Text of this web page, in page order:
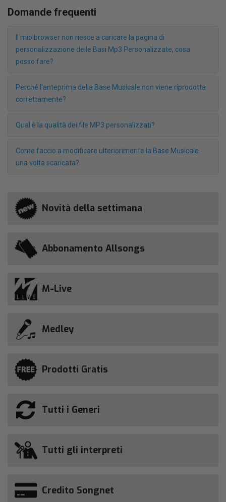
Domande frequenti
Il mio browser non riesce a caricare la pagina di
personalizzazione delle Basi Mp3 Personalizzate, cosa
posso fare?
Perché l'anteprima della Base Musicale non viene riprodotta
correttamente?
Qual è la qualità dei file MP3 personalizzati?
Come faccio a modificare ulteriorimente la Base Musicale
una volta scaricata?
Novità della settimana
Abbonamento Allsongs
M-Live
Medley
Prodotti Gratis
Tutti i Generi
Tutti gli interpreti
Credito Songnet